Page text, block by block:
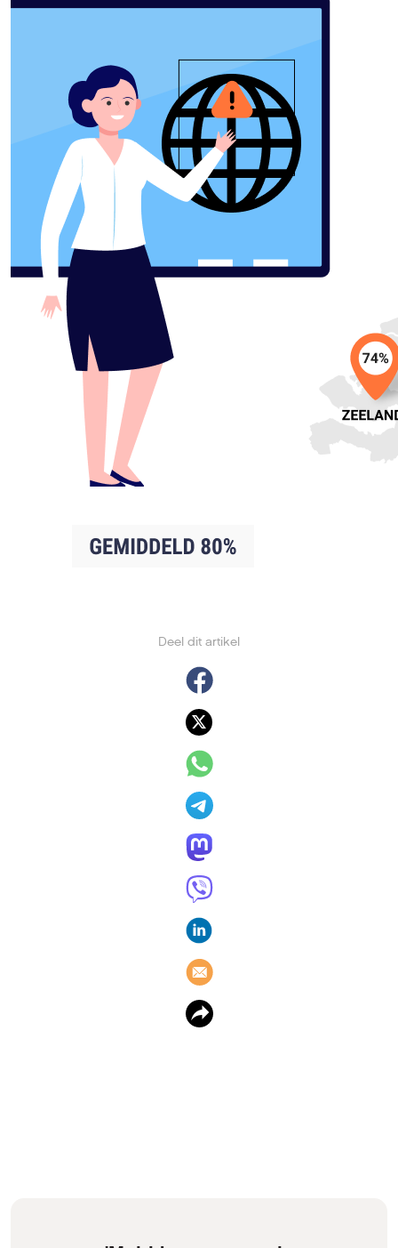
Deel dit artikel